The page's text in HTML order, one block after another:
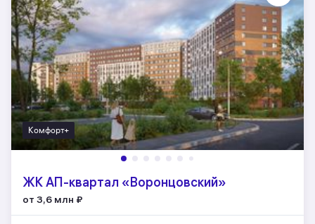
Комфорт+
ЖК АП-квартал «Воронцовский»
от 3,6 млн ₽